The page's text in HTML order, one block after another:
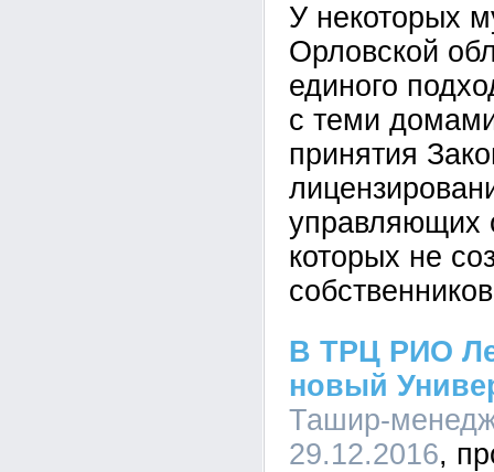
У некоторых
Орловской
единого
с теми
принятия
управляющих
которых не
В ТРЦ РИО
новый
Ташир-
29.12.2016